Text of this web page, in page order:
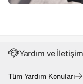
Yardım ve İletişim
Tüm Yardım Konuları